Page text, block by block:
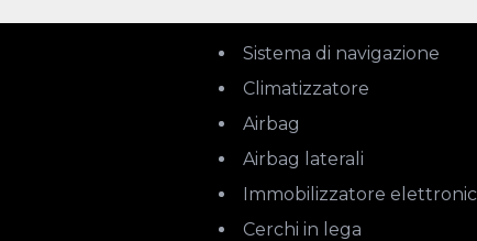
Sistema di navigazione
Climatizzatore
Airbag
Airbag laterali
Immobilizzatore
Cerchi in lega